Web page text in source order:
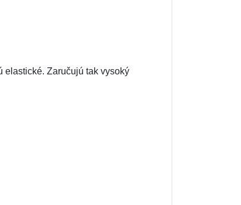
elastické. Zaručujú tak vysoký